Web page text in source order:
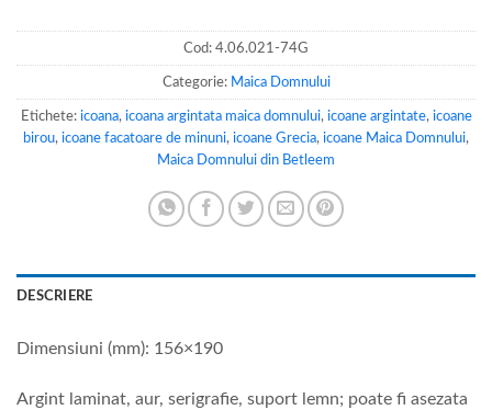
Cod: 4.06.021-74G
Categorie: Maica Domnului
Etichete: icoana, icoana argintata maica domnului, icoane argintate, icoane
birou, icoane facatoare de minuni, icoane Grecia, icoane Maica Domnului,
Maica Domnului din Betleem
DESCRIERE
Dimensiuni (mm): 156×190
Argint laminat, aur, serigrafie, suport lemn; poate fi asezata